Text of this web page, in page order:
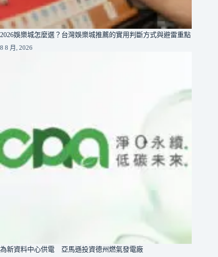
2026娛樂城怎麼選？台灣娛樂城推薦的實用判斷方式與避雷重點
8 8 月, 2026
為新資料中心供電 亞馬遜投資德州燃氣發電廠